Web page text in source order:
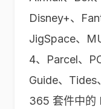
Disney+、
JigSpace、
4、Parcel、
Guide、Tides
365 套件中的